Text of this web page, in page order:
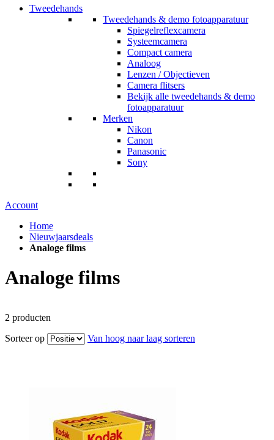
Tweedehands
Tweedehands & demo fotoapparatuur
Spiegelreflexcamera
Systeemcamera
Compact camera
Analoog
Lenzen / Objectieven
Camera flitsers
Bekijk alle tweedehands & demo
fotoapparatuur
Merken
Nikon
Canon
Panasonic
Sony
Account
Home
Nieuwjaarsdeals
Analoge films
Analoge films
2 producten
Sorteer op
Van hoog naar laag sorteren